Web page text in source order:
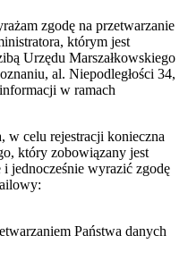
zgodę na przetwarzanie
którym jest
Urzędu Marszałkowskiego
al. Niepodległości 34,
w ramach
w celu rejestracji konieczna
który zobowiązany jest
jednocześnie wyrazić zgodę
Państwa danych